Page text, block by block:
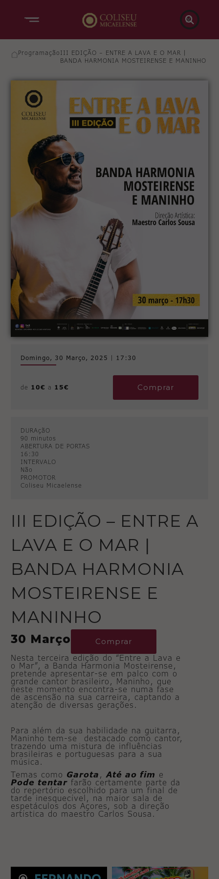

ProgramaçãoIII EDIÇÃO – ENTRE A LAVA E O MAR |
BANDA HARMONIA MOSTEIRENSE E MANINHO
Domingo, 30 Março, 2025 | 17:30
de 10€ a 15€ Comprar
DURAçãO
90 minutos
ABERTURA DE PORTAS
16:30
INTERVALO
Não
PROMOTOR
Coliseu Micaelense
III EDIÇÃO – ENTRE A
LAVA E O MAR |
BANDA HARMONIA
MOSTEIRENSE E
MANINHO
30 Março Comprar
Nesta terceira edição do “Entre a Lava e
o Mar”, a Banda Harmonia Mosteirense,
pretende apresentar-se em palco com o
grande cantor brasileiro, Maninho, que
neste momento encontra-se numa fase
de ascensão na sua carreira, captando a
atenção de diversas gerações.
Para além da sua habilidade na guitarra,
Maninho tem-se destacado como cantor,
trazendo uma mistura de influências
brasileiras e portuguesas para a sua
música.
Temas como Garota,Até ao fim e
Pode tentar farão certamente parte da
do repertório escolhido para um final de
tarde inesquecível, na maior sala de
espetáculos dos Açores, sob a direção
artística do maestro Carlos Sousa.